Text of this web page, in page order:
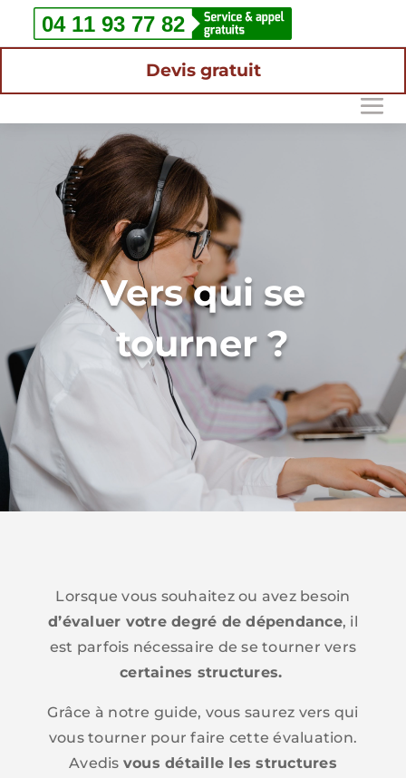
Devis gratuit
Vers qui se
tourner ?
Lorsque vous souhaitez ou avez besoin
d’évaluer votre degré de dépendance, il
est parfois nécessaire de se tourner vers
certaines structures.
Grâce à notre guide, vous saurez vers qui
vous tourner pour faire cette évaluation.
Avedis vous détaille les structures